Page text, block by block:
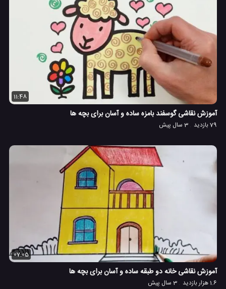
11:48
آموزش نقاشی گوسفند بامزه ساده و آسان برای بچه ها
79 بازدید 3 سال پیش
07:05
آموزش نقاشی خانه دو طبقه ساده و آسان برای بچه ها
1.6 هزار بازدید 3 سال پیش